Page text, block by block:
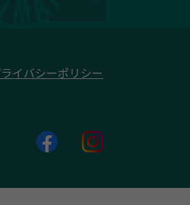
イバシーポリシー